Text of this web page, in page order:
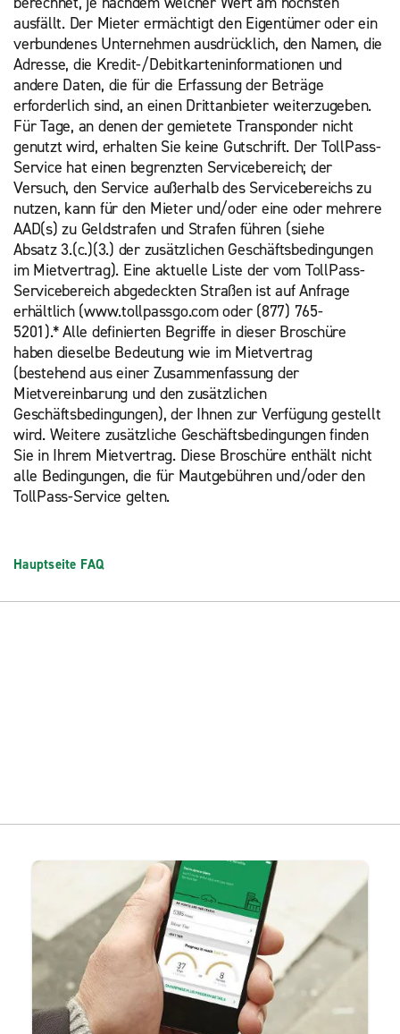
ausfällt. Der Mieter ermächtigt den Eigentümer oder ein
verbundenes Unternehmen ausdrücklich, den Namen, die
Adresse, die Kredit-/Debitkarteninformationen und
andere Daten, die für die Erfassung der Beträge
erforderlich sind, an einen Drittanbieter weiterzugeben.
Für Tage, an denen der gemietete Transponder nicht
genutzt wird, erhalten Sie keine Gutschrift. Der TollPass-
Service hat einen begrenzten Servicebereich; der
Versuch, den Service außerhalb des Servicebereichs zu
nutzen, kann für den Mieter und/oder eine oder mehrere
AAD(s) zu Geldstrafen und Strafen führen (siehe
Absatz 3.(c.)(3.) der zusätzlichen Geschäftsbedingungen
im Mietvertrag). Eine aktuelle Liste der vom TollPass-
Servicebereich abgedeckten Straßen ist auf Anfrage
erhältlich (www.tollpassgo.com oder (877) 765-
5201).* Alle definierten Begriffe in dieser Broschüre
haben dieselbe Bedeutung wie im Mietvertrag
(bestehend aus einer Zusammenfassung der
Mietvereinbarung und den zusätzlichen
Geschäftsbedingungen), der Ihnen zur Verfügung gestellt
wird. Weitere zusätzliche Geschäftsbedingungen finden
Sie in Ihrem Mietvertrag. Diese Broschüre enthält nicht
alle Bedingungen, die für Mautgebühren und/oder den
TollPass-Service gelten.
Hauptseite FAQ